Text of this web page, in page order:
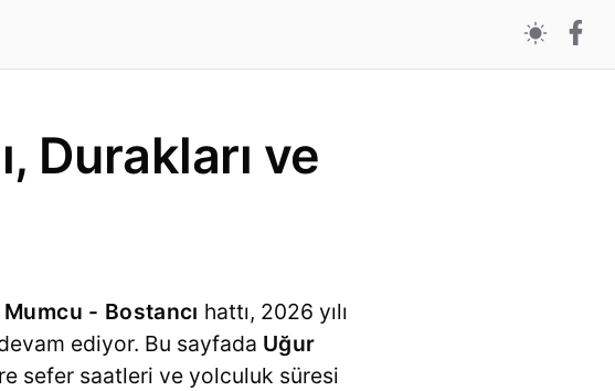
Durakları ve
- Bostancı hattı, 2026 yılı
ediyor. Bu sayfada Uğur
sefer saatleri ve yolculuk süresi